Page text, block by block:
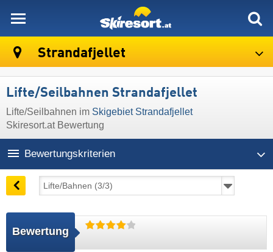
Strandafjellet
Lifte/Seilbahnen Strandafjellet
Lifte/Seilbahnen im Skigebiet Strandafjellet
Skiresort.at Bewertung
Bewertungskriterien
Bewertung